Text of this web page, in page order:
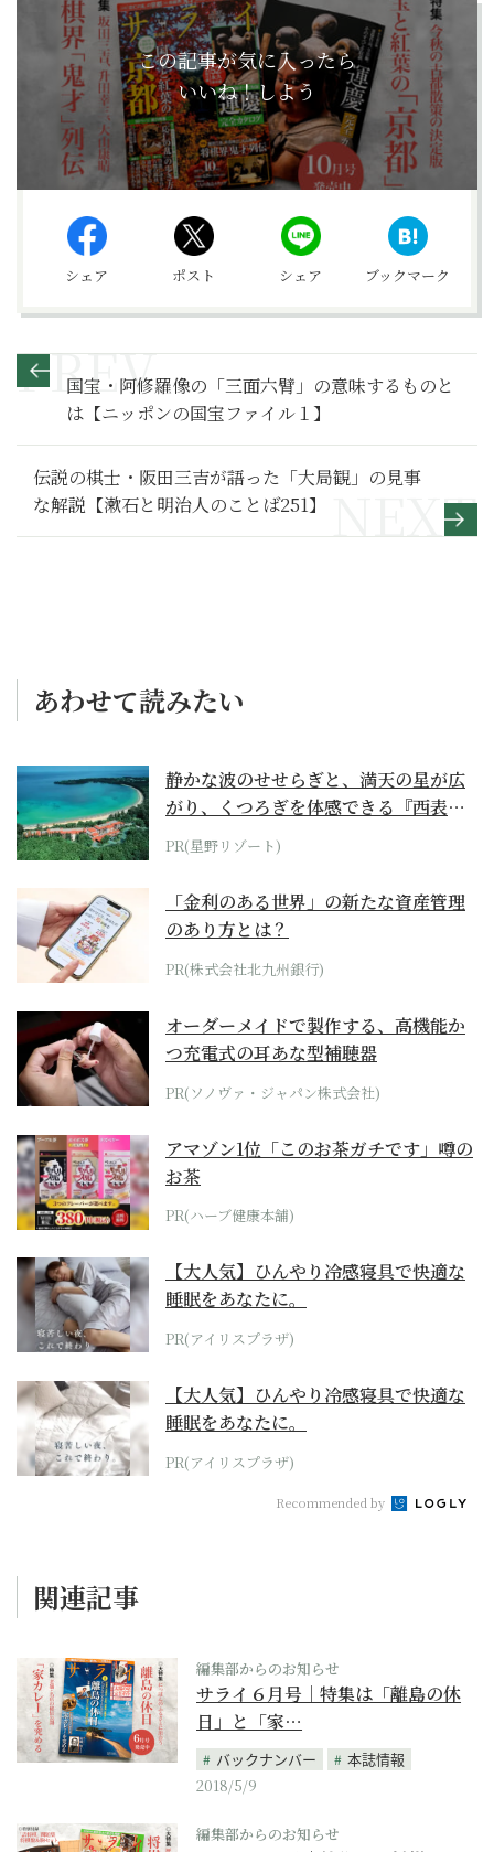
この記事が気に入ったら
いいね！しよう
シェア ポスト シェア ブックマーク
国宝・阿修羅像の「三面六臂」の意味するものと
は【ニッポンの国宝ファイル１】
伝説の棋士・阪田三吉が語った「大局観」の見事
な解説【漱石と明治人のことば251】
あわせて読みたい
静かな波のせせらぎと、満天の星が広
がり、くつろぎを体感できる『西表島
ホテル by...
PR(星野リゾート)
「金利のある世界」の新たな資産管理
のあり方とは？
PR(株式会社北九州銀行)
オーダーメイドで製作する、高機能か
つ充電式の耳あな型補聴器
PR(ソノヴァ・ジャパン株式会社)
アマゾン1位「このお茶ガチです」噂の
お茶
PR(ハーブ健康本舗)
【大人気】ひんやり冷感寝具で快適な
睡眠をあなたに。
PR(アイリスプラザ)
【大人気】ひんやり冷感寝具で快適な
睡眠をあなたに。
PR(アイリスプラザ)
Recommended by
関連記事
編集部からのお知らせ
サライ６月号｜特集は「離島の休
日」と「家…
バックナンバー
本誌情報
2018/5/9
編集部からのお知らせ